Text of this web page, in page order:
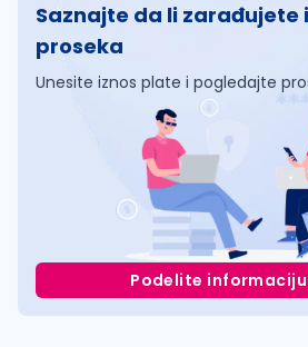
Saznajte da li zarađujete
proseka
Unesite iznos plate i pogledajte
Podelite